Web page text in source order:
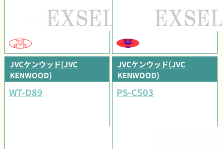
生産
終了品
販売
可
JVCケンウッド(JVC
KENWOOD)
WT-D89
JVCケンウッド(JVC
KENWOOD)
PS-C503